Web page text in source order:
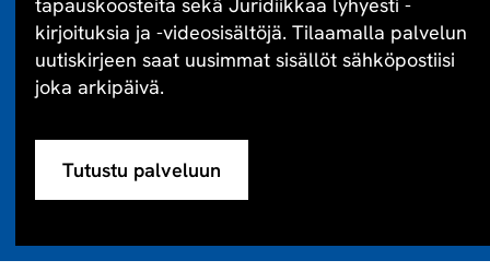
kirjoituksia ja -videosisältöjä. Tilaamalla palvelun
uutiskirjeen saat uusimmat sisällöt sähköpostiisi
joka arkipäivä.
Tutustu palveluun